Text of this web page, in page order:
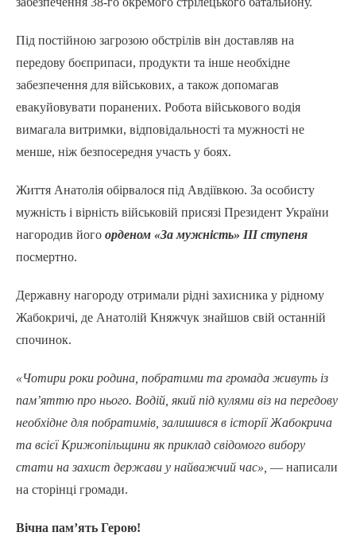
Під постійною загрозою обстрілів він доставляв на
передову боєприпаси, продукти та інше необхідне
забезпечення для військових, а також допомагав
евакуйовувати поранених. Робота військового водія
вимагала витримки, відповідальності та мужності не
менше, ніж безпосередня участь у боях.
Життя Анатолія обірвалося під Авдіївкою. За особисту
мужність і вірність військовій присязі Президент України
нагородив його орденом «За мужність» ІІІ ступеня
посмертно.
Державну нагороду отримали рідні захисника у рідному
Жабокричі, де Анатолій Княжчук знайшов свій останній
спочинок.
«Чотири роки родина, побратими та громада живуть із
пам’яттю про нього. Водій, який під кулями віз на передову
необхідне для побратимів, залишився в історії Жабокрича
та всієї Крижопільщини як приклад свідомого вибору
стати на захист держави у найважчий час», — написали
на сторінці громади.
Вічна пам’ять Герою!